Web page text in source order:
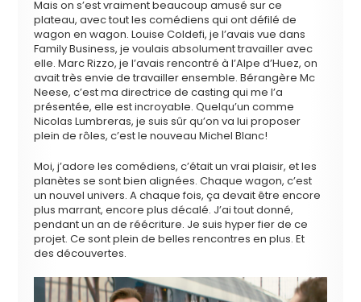
Mais on s’est vraiment beaucoup amusé sur ce
plateau, avec tout les comédiens qui ont défilé de
wagon en wagon. Louise Coldefi, je l’avais vue dans
Family Business, je voulais absolument travailler avec
elle. Marc Rizzo, je l’avais rencontré à l’Alpe d’Huez, on
avait très envie de travailler ensemble. Bérangère Mc
Neese, c’est ma directrice de casting qui me l’a
présentée, elle est incroyable. Quelqu’un comme
Nicolas Lumbreras, je suis sûr qu’on va lui proposer
plein de rôles, c’est le nouveau Michel Blanc!
Moi, j’adore les comédiens, c’était un vrai plaisir, et les
planètes se sont bien alignées. Chaque wagon, c’est
un nouvel univers. A chaque fois, ça devait être encore
plus marrant, encore plus décalé. J’ai tout donné,
pendant un an de réécriture. Je suis hyper fier de ce
projet. Ce sont plein de belles rencontres en plus. Et
des découvertes.